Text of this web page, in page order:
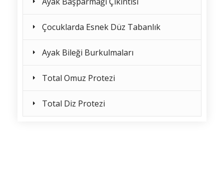
Çocuklarda Esnek Düz Tabanlık
Ayak Bileği Burkulmaları
Total Omuz Protezi
Total Diz Protezi